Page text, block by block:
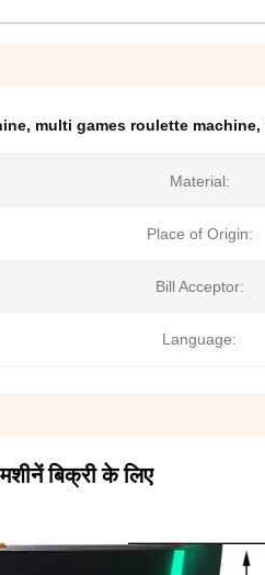
, multi games roulette machine,
Material:
Place of Origin:
Bill Acceptor:
Language:
बिक्री के लिए